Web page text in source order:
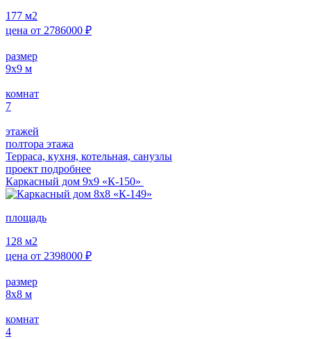
177 м2
цена от 2786000 ₽
размер
9x9 м
комнат
7
этажей
полтора этажа
Терраса, кухня, котельная, санузлы
проект подробнее
Каркасный дом 9х9 «К-150»
площадь
128 м2
цена от 2398000 ₽
размер
8x8 м
комнат
4